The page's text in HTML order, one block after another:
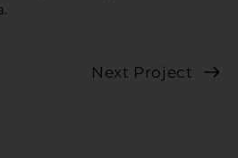
Next Project